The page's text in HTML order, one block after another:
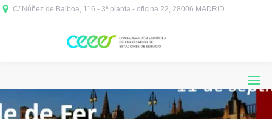
C/ Núñez de Balboa, 116 - 3ª planta - oficina 22, 28006 MADRID